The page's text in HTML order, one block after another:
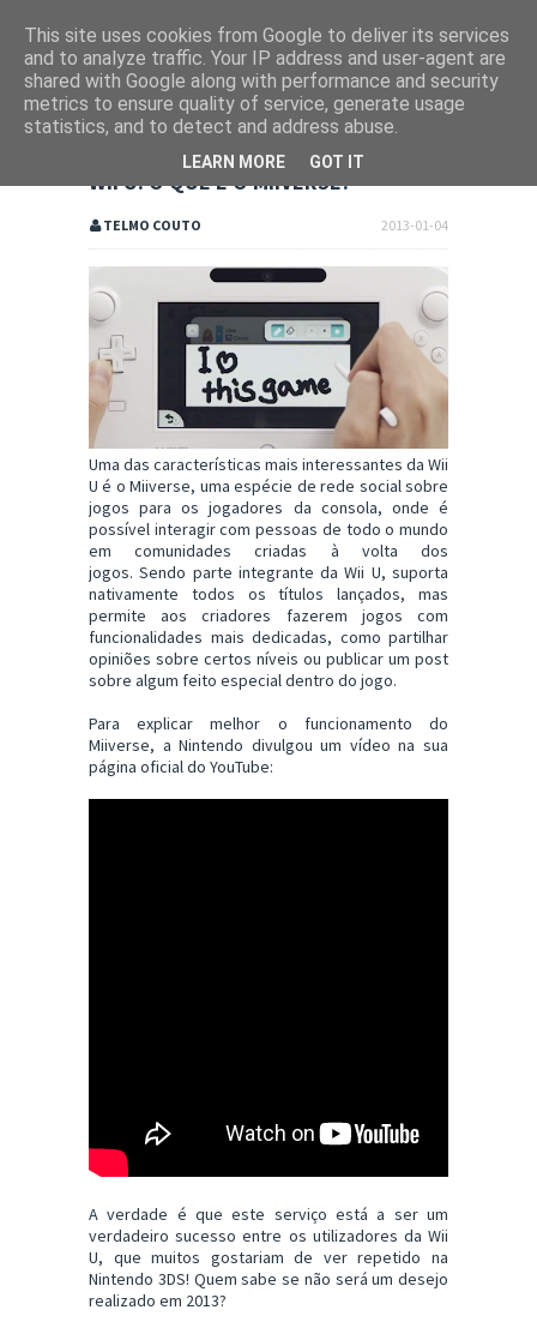
WII U: O QUE É O MIIVERSE?
2013-01-04
TELMO COUTO
Uma das características mais interessantes da Wii
U é o Miiverse, uma espécie de rede social sobre
jogos para os jogadores da consola, onde é
possível interagir com pessoas de todo o mundo
em comunidades criadas à volta dos
jogos. Sendo parte integrante da Wii U, suporta
nativamente todos os títulos lançados, mas
permite aos criadores fazerem jogos com
funcionalidades mais dedicadas, como partilhar
opiniões sobre certos níveis ou publicar um post
sobre algum feito especial dentro do jogo.
Para explicar melhor o funcionamento do
Miiverse, a Nintendo divulgou um vídeo na sua
página oficial do YouTube:
A verdade é que este serviço está a ser um
verdadeiro sucesso entre os utilizadores da Wii
U, que muitos gostariam de ver repetido na
Nintendo 3DS! Quem sabe se não será um desejo
realizado em 2013?
This site uses cookies from Google to deliver its services
and to analyze traffic. Your IP address and user-agent are
shared with Google along with performance and security
metrics to ensure quality of service, generate usage
statistics, and to detect and address abuse.
LEARN MORE GOT IT